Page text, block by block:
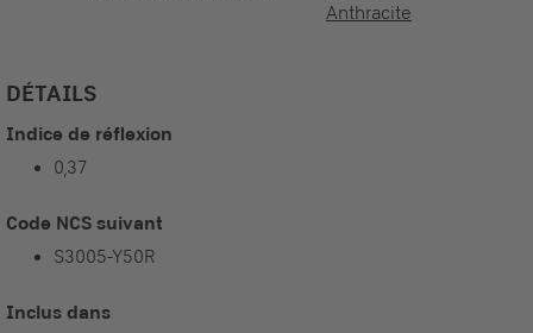
Anthracite
DÉTAILS
Indice de réflexion
0,37
Code NCS suivant
S3005-Y50R
Inclus dans